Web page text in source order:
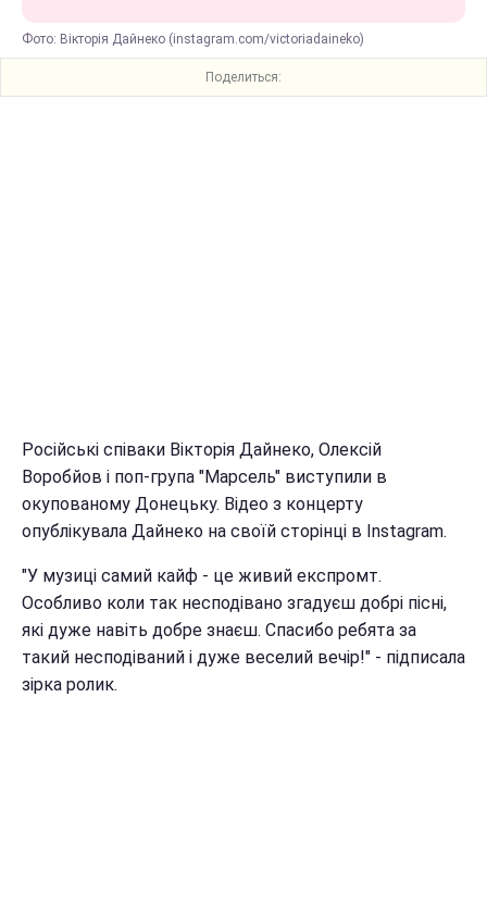
Фото: Вікторія Дайнеко (instagram.com/victoriadaineko)
Поделиться:
Російські співаки Вікторія Дайнеко, Олексій
Воробйов і поп-група "Марсель" виступили в
окупованому Донецьку. Відео з концерту
опублікувала Дайнеко на своїй сторінці в Instagram.
"У музиці самий кайф - це живий експромт.
Особливо коли так несподівано згадуєш добрі пісні,
які дуже навіть добре знаєш. Спасибо ребята за
такий несподіваний і дуже веселий вечір!" - підписала
зірка ролик.